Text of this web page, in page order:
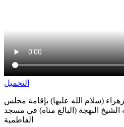
التحمیل
(سلام الله عليها) بإقامة مجلس
البهجة (البالغ مناه) في مسجد
الفاطمية